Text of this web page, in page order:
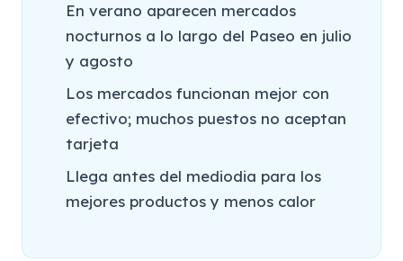
En verano aparecen mercados
nocturnos a lo largo del Paseo en julio
y agosto
Los mercados funcionan mejor con
efectivo; muchos puestos no aceptan
tarjeta
Llega antes del mediodia para los
mejores productos y menos calor